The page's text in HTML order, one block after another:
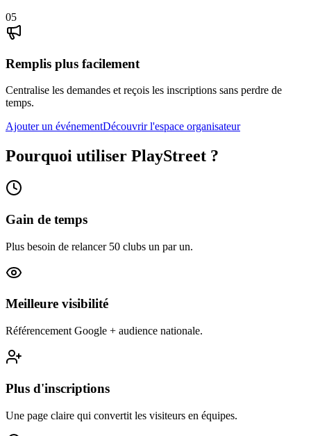
05
Remplis plus facilement
Centralise les demandes et reçois les inscriptions sans perdre de
temps.
Ajouter un événementDécouvrir l'espace organisateur
Pourquoi utiliser PlayStreet ?
Gain de temps
Plus besoin de relancer 50 clubs un par un.
Meilleure visibilité
Référencement Google + audience nationale.
Plus d'inscriptions
Une page claire qui convertit les visiteurs en équipes.